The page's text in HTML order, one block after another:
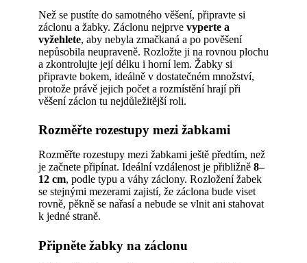
Než se pustíte do samotného věšení, připravte si
záclonu a žabky. Záclonu nejprve vyperte a
vyžehlete, aby nebyla zmačkaná a po pověšení
nepůsobila neupraveně. Rozložte ji na rovnou plochu
a zkontrolujte její délku i horní lem. Žabky si
připravte bokem, ideálně v dostatečném množství,
protože právě jejich počet a rozmístění hrají při
věšení záclon tu nejdůležitější roli.
Rozměřte rozestupy mezi žabkami
Rozměřte rozestupy mezi žabkami ještě předtím, než
je začnete připínat. Ideální vzdálenost je přibližně 8–
12 cm, podle typu a váhy záclony. Rozložení žabek
se stejnými mezerami zajistí, že záclona bude viset
rovně, pěkně se nařasí a nebude se vlnit ani stahovat
k jedné straně.
Připněte žabky na záclonu